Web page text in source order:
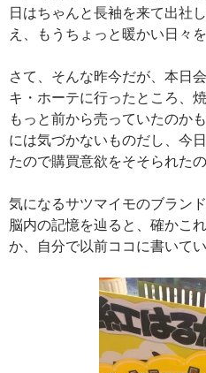
日はちゃんと長袖を来て出社
え、もうちょっと暖かい日々
さて、そんな昨今だが、本日
キ・ホーテに行ったところ、
もっと前から売っていたのか
には気づかないものだし、今
たので購買意欲をそそられた
気になるサツマイモのブラン
脳内の記憶を辿ると、確かこ
か、自分で以前ココに書いてい